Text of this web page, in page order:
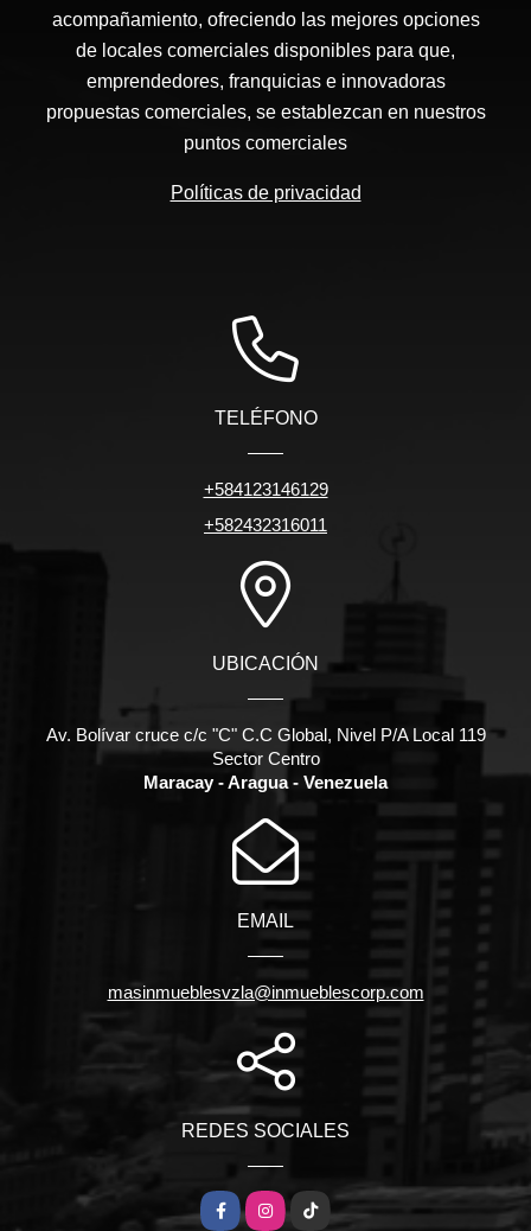
acompañamiento, ofreciendo las mejores opciones
de locales comerciales disponibles para que,
emprendedores, franquicias e innovadoras
propuestas comerciales, se establezcan en nuestros
puntos comerciales
Políticas de privacidad
TELÉFONO
+584123146129
+582432316011
UBICACIÓN
Av. Bolívar cruce c/c "C" C.C Global, Nivel P/A Local 119
Sector Centro
Maracay - Aragua - Venezuela
EMAIL
masinmueblesvzla@inmueblescorp.com
REDES SOCIALES
FacebookInstagramTikTok